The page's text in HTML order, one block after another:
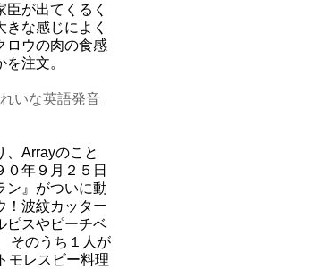
が出てくるく
な感じによく
ロウの肉の食感
注文。
いな英語発音
、Arrayのこと
年９月２５日
ン』がついに動
！波紋カッター
ピスやピーチベ
そのうち１人が
モレスビー料理